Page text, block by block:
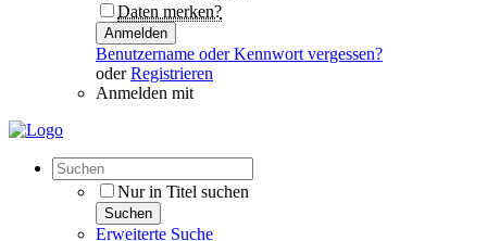
Daten merken?
Anmelden
Benutzername oder Kennwort vergessen?
oderRegistrieren
Anmelden mit
Nur in Titel suchen
Suchen
Erweiterte Suche